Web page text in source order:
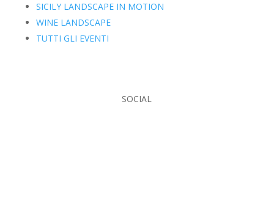
SICILY LANDSCAPE IN MOTION
WINE LANDSCAPE
TUTTI GLI EVENTI
SOCIAL